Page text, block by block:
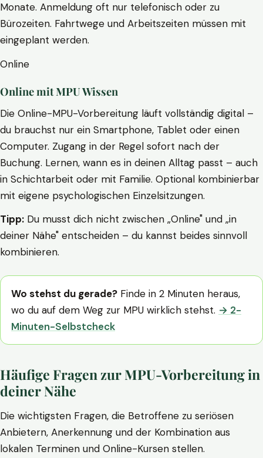
Monate. Anmeldung oft nur telefonisch oder zu
Bürozeiten. Fahrtwege und Arbeitszeiten müssen mit
eingeplant werden.
Online
Online mit MPU Wissen
Die Online-MPU-Vorbereitung läuft vollständig digital –
du brauchst nur ein Smartphone, Tablet oder einen
Computer. Zugang in der Regel sofort nach der
Buchung. Lernen, wann es in deinen Alltag passt – auch
in Schichtarbeit oder mit Familie. Optional kombinierbar
mit eigene psychologischen Einzelsitzungen.
Tipp: Du musst dich nicht zwischen „Online" und „in
deiner Nähe" entscheiden – du kannst beides sinnvoll
kombinieren.
Wo stehst du gerade? Finde in 2 Minuten heraus,
wo du auf dem Weg zur MPU wirklich stehst. → 2-
Minuten-Selbstcheck
Häufige Fragen zur MPU-Vorbereitung in
deiner Nähe
Die wichtigsten Fragen, die Betroffene zu seriösen
Anbietern, Anerkennung und der Kombination aus
lokalen Terminen und Online-Kursen stellen.